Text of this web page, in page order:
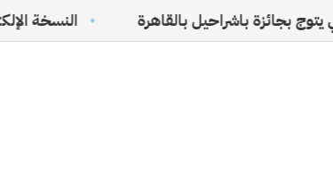
النسخة الإلكترونية رقم ١٧٤ PDF